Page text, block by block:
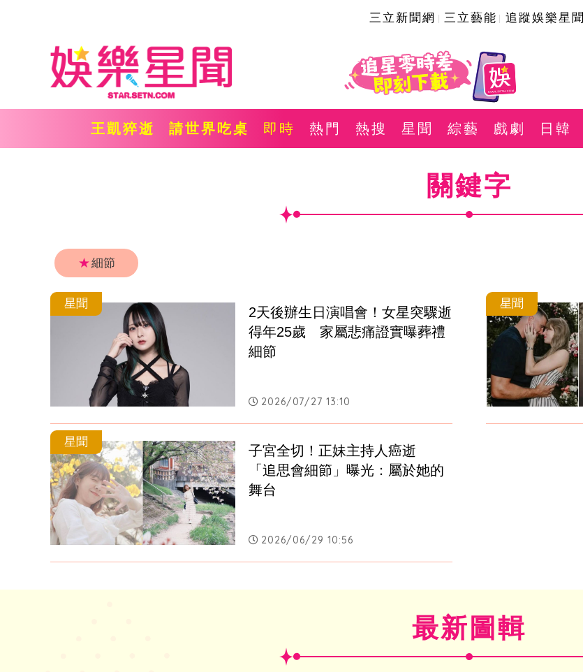
三立新聞網 三立藝能 追蹤娛樂星聞
王凱猝逝 請世界吃桌 即時 熱門 熱搜 星聞 綜藝 戲劇 日韓
關鍵字
★細節
星聞
2天後辦生日演唱會！女星突驟逝
得年25歲　家屬悲痛證實曝葬禮
細節
2026/07/27 13:10
星聞
星聞
子宮全切！正妹主持人癌逝
「追思會細節」曝光：屬於她的
舞台
2026/06/29 10:56
最新圖輯